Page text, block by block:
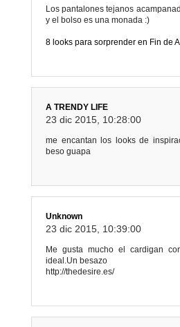
Los pantalones tejanos
y el bolso es una monada :)
8 looks para sorprender en Fin de
A TRENDY LIFE
23 dic 2015, 10:28:00
me encantan los looks de
beso guapa
Unknown
23 dic 2015, 10:39:00
Me gusta mucho el cardigan
ideal.Un besazo
http://thedesire.es/